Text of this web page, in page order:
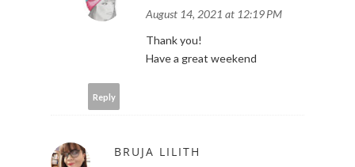
August 14, 2021 at 12:19 PM
Thank you!
Have a great weekend
Reply
BRUJA LILITH